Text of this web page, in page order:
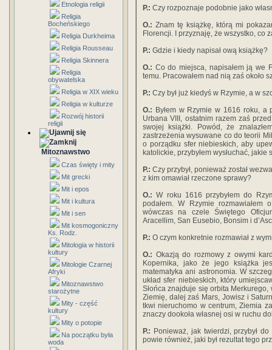
Etnologia religii
Religia
Bocheńskiego
Religia Durkheima
Religia Rousseau
Religia Skinnera
Religia
obywatelska
Religia w XIX wieku
Religia w kulturze
Rozwój historii
religii
Mitoznawstwo
Czas święty i mity
Mit grecki
Mit i epos
Mit i kultura
Mit i sen
Mit kosmogoniczny
Ks. Rodz.
Mitologia w historii
kultury
Mitologie Czarnej
Afryki
Mitoznawstwo
starożytne
Mity - część
kultury
Mity o potopie
Na początku była
woda
P.: Czy rozpoznaje podobnie jako
O.: Znam tę książkę, którą mi
Florencji. I przyznaję, że wszystko, co
P.: Gdzie i kiedy napisał ową książkę?
O.: Co do miejsca, napisałem ją we
temu. Pracowałem nad nią zaś około
P.: Czy był już kiedyś w Rzymie, a w
O.: Byłem w Rzymie w 1616 roku, a
Urbana VIII, ostatnim razem zaś
swojej książki. Powód, że
zastrzeżenia wysuwane co do teorii
o porządku sfer niebieskich, aby
katolickie, przybyłem wysłuchać,
P.: Czy przybył, ponieważ został
z kim omawiał rzeczone sprawy?
O.: W roku 1616 przybyłem do
podałem. W Rzymie
wówczas na czele Świętego
Aracellim, San Eusebio, Bonsim i
P.: O czym konkretnie rozmawiał z
O.: Okazją do rozmowy z owymi
Kopernika, jako że jego książka
matematyka ani astronomia. W
układ sfer niebieskich, który
Słońca znajduje się orbita
Ziemię, dalej zaś Mars, Jowisz i
tkwi nieruchomo w centrum, Ziemia
znaczy dookoła własnej osi w ruchu
P.: Ponieważ, jak twierdzi, przybył
powie również, jaki był rezultat tego